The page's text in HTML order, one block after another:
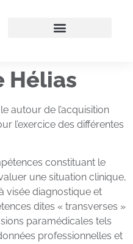
Hélias
autour de l’acquisition
l’exercice des différentes
constituant le
une situation clinique,
visée diagnostique et
dites « transverses »
paramédicales tels
professionnelles et